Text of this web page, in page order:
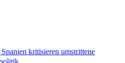
kritisieren umstrittene